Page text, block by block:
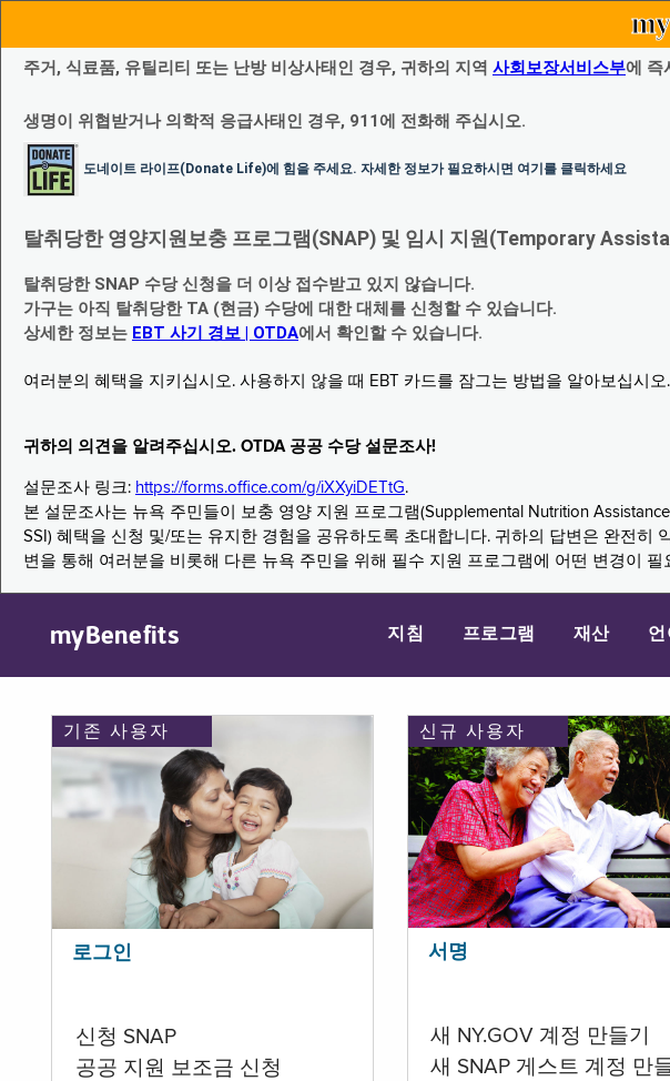
주거, 식료품, 유틸리티 또는 난방 비상사태인 경우, 귀하의 지역 사회보장서비스부에 즉
생명이 위협받거나 의학적 응급사태인 경우, 911에 전화해 주십시오.
도네이트 라이프(Donate Life)에 힘을 주세요. 자세한 정보가 필요하시면 여기를 클릭하세요
탈취당한 영양지원보충 프로그램(SNAP) 및 임시 지원(Temporary
탈취당한 SNAP 수당 신청을 더 이상 접수받고 있지 않습니다.
가구는 아직 탈취당한 TA (현금) 수당에 대한 대체를 신청할 수 있습니다.
상세한 정보는 EBT 사기 경보 | OTDA에서 확인할 수 있습니다.
여러분의 혜택을 지키십시오. 사용하지 않을 때 EBT 카드를 잠그는 방법을 알아보십시오.
귀하의 의견을 알려주십시오. OTDA 공공 수당 설문조사!
설문조사 링크: https://forms.office.com/g/iXXyiDETtG.
본 설문조사는 뉴욕 주민들이 보충 영양 지원 프로그램(Supplemental Nutrition
SSI) 혜택을 신청 및/또는 유지한 경험을 공유하도록 초대합니다. 귀하의 답변은 완전
변을 통해 여러분을 비롯해 다른 뉴욕 주민을 위해 필수 지원 프로그램에 어떤 변경이
myBenefits 지침 프로그램 재산 언
기존 사용자
로그인
신청 SNAP
공공 지원 보조금 신청
신규 사용자
서명
새 NY.GOV 계정 만들기
새 SNAP 게스트 계정 만